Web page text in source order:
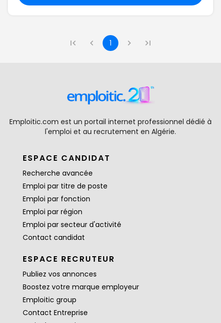
1
Emploitic.com est un portail internet professionnel dédié à
l'emploi et au recrutement en Algérie.
ESPACE CANDIDAT
Recherche avancée
Emploi par titre de poste
Emploi par fonction
Emploi par région
Emploi par secteur d'activité
Contact candidat
ESPACE RECRUTEUR
Publiez vos annonces
Boostez votre marque employeur
Emploitic group
Contact Entreprise